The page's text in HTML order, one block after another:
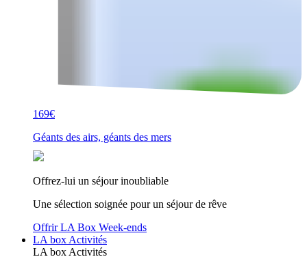
169€
Géants des airs, géants des mers
Offrez-lui un séjour inoubliable
Une sélection soignée pour un séjour de rêve
Offrir LA Box Week-ends
LA box Activités
LA box Activités